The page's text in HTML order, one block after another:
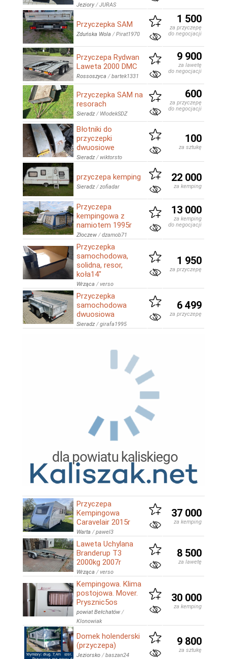
Jeziory /JURAS
Przyczepka SAM
Zduńska Wola /Pirat1970
1 500
za przyczepę
do negocjacji
Przyczepa Rydwan
Laweta 2000 DMC
Rossoszyca /bartek1331
9 900
za lawetę
do negocjacji
Przyczepka SAM na
resorach
Sieradz / WlodekSDZ
600
za przyczepę
do negocjacji
Błotniki do
przyczepki
dwuosiowe
Sieradz /wiktorsto
100
za sztukę
przyczepa kemping
Sieradz /zofiadar
22 000
za kemping
Przyczepa
kempingowa z
namiotem 1995r
Złoczew /dzamob71
13 000
za kemping
do negocjacji
Przyczepka
samochodowa,
solidna, resor,
koła14"
Wrząca /verso
1 950
za przyczepę
Przyczepka
samochodowa
dwuosiowa
Sieradz /girafa1995
6 499
za przyczepę
Przyczepa
Kempingowa
Caravelair 2015r
Warta /pawel3
37 000
za kemping
Laweta Uchylana
Branderup T3
2000kg 2007r
Wrząca /verso
8 500
za lawetę
Kempingowa. Klima
postojowa. Mover.
Prysznic5os
powiat Bełchatów /
Klonowiak
30 000
za kemping
Domek holenderski
(przyczepa)
Jeziorsko /baszan24
9 800
za sztukę